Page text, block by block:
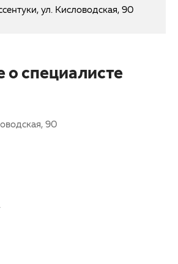
ул. Кисловодская, 90
о специалисте
90